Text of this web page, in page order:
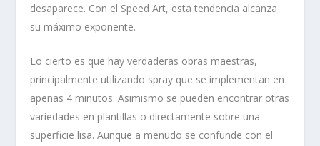
desaparece. Con el Speed Art, esta tendencia alcanza
su máximo exponente.
Lo cierto es que hay verdaderas obras maestras,
principalmente utilizando spray que se implementan en
apenas 4 minutos. Asimismo se pueden encontrar otras
variedades en plantillas o directamente sobre una
superficie lisa. Aunque a menudo se confunde con el